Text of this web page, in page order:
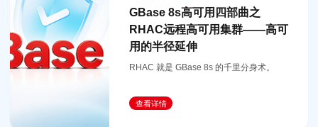
GBase 8s高可用四部曲之
RHAC远程高可用集群——高可
用的半径延伸
RHAC 就是 GBase 8s 的千里分身术。
查看详情